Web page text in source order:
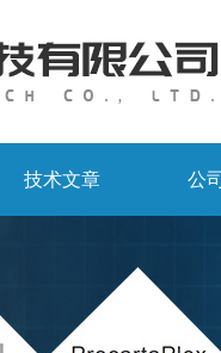
技术文章 公